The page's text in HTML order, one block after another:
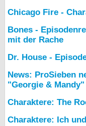
Chicago Fire -
Bones -
mit der Rache
Dr. House -
News: ProSieben
"Georgie & Mandy"
Charaktere: The
Charaktere: Ich